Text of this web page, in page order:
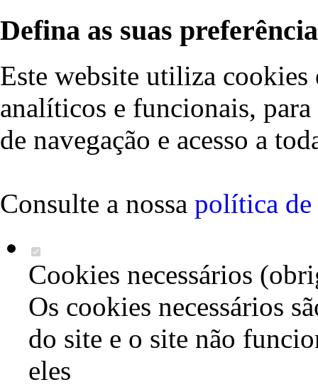
Defina as suas
Este website utiliza cookies
analíticos e funcionais,
de navegação e acesso a
Consulte a nossa política de
Cookies necessários
Os cookies necessários
do site e o site não
eles